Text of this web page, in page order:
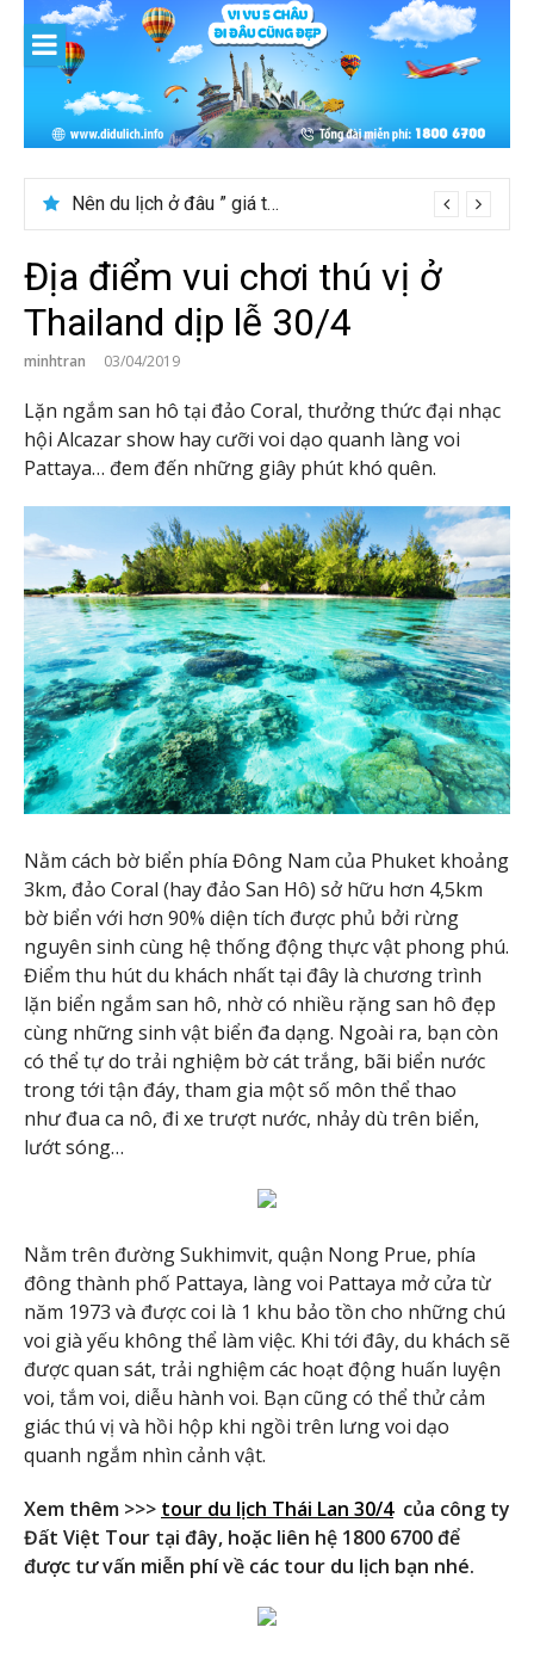
content
[Bật mí] Tháng 8 nên đi nước nào đẹp? Gợi ý 5+ tọa độ hot 2026
Nên du lịch ở đâu ” giá tốt” dịp lễ quốc khánh 2/9
Địa điểm vui chơi thú vị ở
Thailand dịp lễ 30/4
minhtran 03/04/2019
Lặn ngắm san hô tại đảo Coral, thưởng thức đại nhạc
hội Alcazar show hay cưỡi voi dạo quanh làng voi
Pattaya… đem đến những giây phút khó quên.
Nằm cách bờ biển phía Đông Nam của Phuket khoảng
3km, đảo Coral (hay đảo San Hô) sở hữu hơn 4,5km
bờ biển với hơn 90% diện tích được phủ bởi rừng
nguyên sinh cùng hệ thống động thực vật phong phú.
Điểm thu hút du khách nhất tại đây là chương trình
lặn biển ngắm san hô, nhờ có nhiều rặng san hô đẹp
cùng những sinh vật biển đa dạng. Ngoài ra, bạn còn
có thể tự do trải nghiệm bờ cát trắng, bãi biển nước
trong tới tận đáy, tham gia một số môn thể thao
như đua ca nô, đi xe trượt nước, nhảy dù trên biển,
lướt sóng…
Nằm trên đường Sukhimvit, quận Nong Prue, phía
đông thành phố Pattaya, làng voi Pattaya mở cửa từ
năm 1973 và được coi là 1 khu bảo tồn cho những chú
voi già yếu không thể làm việc. Khi tới đây, du khách sẽ
được quan sát, trải nghiệm các hoạt động huấn luyện
voi, tắm voi, diễu hành voi. Bạn cũng có thể thử cảm
giác thú vị và hồi hộp khi ngồi trên lưng voi dạo
quanh ngắm nhìn cảnh vật.
Xem thêm >>> tour du lịch Thái Lan 30/4của công ty
Đất Việt Tour tại đây, hoặc liên hệ 1800 6700 để
được tư vấn miễn phí về các tour du lịch bạn nhé.